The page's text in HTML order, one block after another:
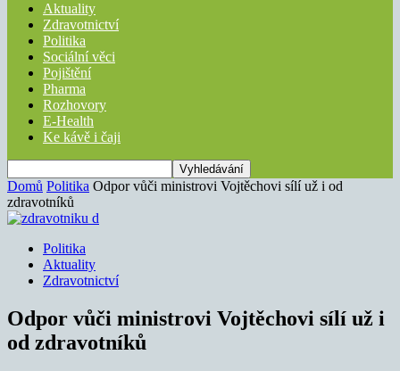
Aktuality
Zdravotnictví
Politika
Sociální věci
Pojištění
Pharma
Rozhovory
E-Health
Ke kávě i čaji
Domů Politika Odpor vůči ministrovi Vojtěchovi sílí už i od
zdravotníků
Politika
Aktuality
Zdravotnictví
Odpor vůči ministrovi Vojtěchovi sílí už i
od zdravotníků